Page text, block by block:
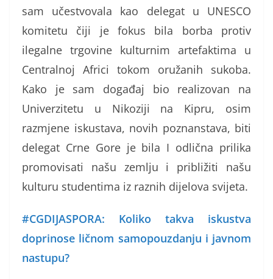
sam učestvovala kao delegat u UNESCO
komitetu čiji je fokus bila borba protiv
ilegalne trgovine kulturnim artefaktima u
Centralnoj Africi tokom oružanih sukoba.
Kako je sam događaj bio realizovan na
Univerzitetu u Nikoziji na Kipru, osim
razmjene iskustava, novih poznanstava, biti
delegat Crne Gore je bila I odlična prilika
promovisati našu zemlju i približiti našu
kulturu studentima iz raznih dijelova svijeta.
#CGDIJASPORA: Koliko takva iskustva
doprinose ličnom samopouzdanju i javnom
nastupu?